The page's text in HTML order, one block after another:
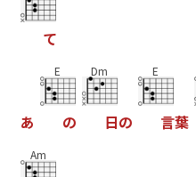
て
あ
E
の
Dm
日の
E
言葉
Am